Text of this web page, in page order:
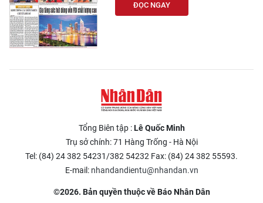
ĐỌC NGAY
Tổng Biên tập :Lê Quốc Minh
Trụ sở chính: 71 Hàng Trống - Hà Nội
Tel: (84) 24 382 54231/382 54232 Fax: (84) 24 382 55593.
E-mail: nhandandientu@nhandan.vn
©2026. Bản quyền thuộc về Báo Nhân Dân